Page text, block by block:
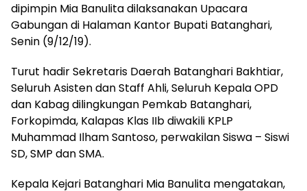
dipimpin Mia Banulita dilaksanakan Upacara
Gabungan di Halaman Kantor Bupati Batanghari,
Senin (9/12/19).
Turut hadir Sekretaris Daerah Batanghari Bakhtiar,
Seluruh Asisten dan Staff Ahli, Seluruh Kepala OPD
dan Kabag dilingkungan Pemkab Batanghari,
Forkopimda, Kalapas Klas IIb diwakili KPLP
Muhammad Ilham Santoso, perwakilan Siswa – Siswi
SD, SMP dan SMA.
Kepala Kejari Batanghari Mia Banulita mengatakan,